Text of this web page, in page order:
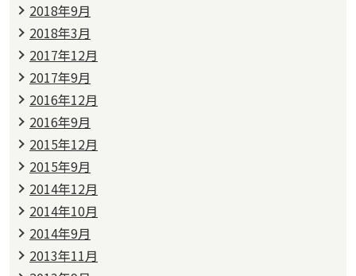
2018年9月
2018年3月
2017年12月
2017年9月
2016年12月
2016年9月
2015年12月
2015年9月
2014年12月
2014年10月
2014年9月
2013年11月